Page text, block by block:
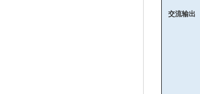
交流输出